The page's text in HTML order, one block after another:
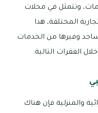
وتتمثل في محلات
المختلفة، هذا
وفيرها من الخدمات
الفقرات التالية:
والمنزلية فإن هناك